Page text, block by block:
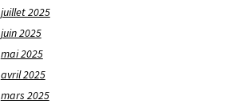
juillet 2025
juin 2025
mai 2025
avril 2025
mars 2025